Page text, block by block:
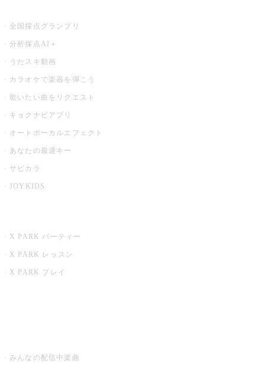
全国採点グランプリ
分析採点AI＋
うたスキ動画
カラオケで楽器を弾こう
歌いたい曲をリクエスト
キョクナビアプリ
オートボーカルエフェクト
あなたの最適キー
サビカラ
JOYKIDS
X PARK パーティー
X PARK レッスン
X PARK プレイ
みんなの配信中楽曲